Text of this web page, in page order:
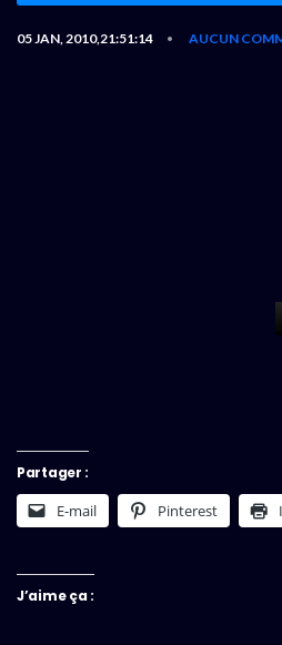
05 JAN, 2010,21:51:14 • AUCUN
Partager :
E-mail Pinterest
J’aime ça :